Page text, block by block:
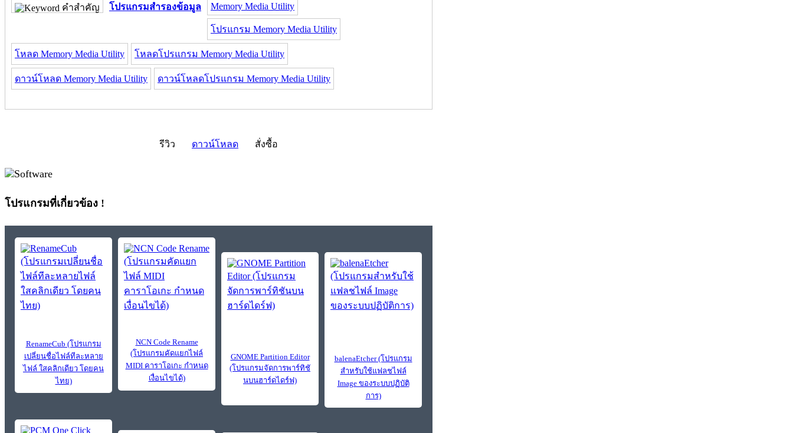
คำสำคัญ โปรแกรมสำรองข้อมูล Memory Media Utility
โปรแกรม Memory Media Utility
โหลด Memory Media Utility โหลดโปรแกรม Memory Media Utility
ดาวน์โหลด Memory Media Utility ดาวน์โหลดโปรแกรม Memory Media Utility
รีวิว ดาวน์โหลด สั่งซื้อ
โปรแกรมที่เกี่ยวข้อง !
RenameCub (โปรแกรม
เปลี่ยนชื่อไฟล์ทีละหลาย
ไฟล์ ใสคลิกเดียว โดยคน
ไทย)
NCN Code Rename
(โปรแกรมคัดแยกไฟล์
MIDI คาราโอเกะ กำหนด
เงื่อนไขได้)
GNOME Partition Editor
(โปรแกรมจัดการพาร์ทิชั
นบนฮาร์ดไดร์ฟ)
balenaEtcher (โปรแกรม
สำหรับใช้แฟลชไฟล์
Image ของระบบปฏิบัติ
การ)